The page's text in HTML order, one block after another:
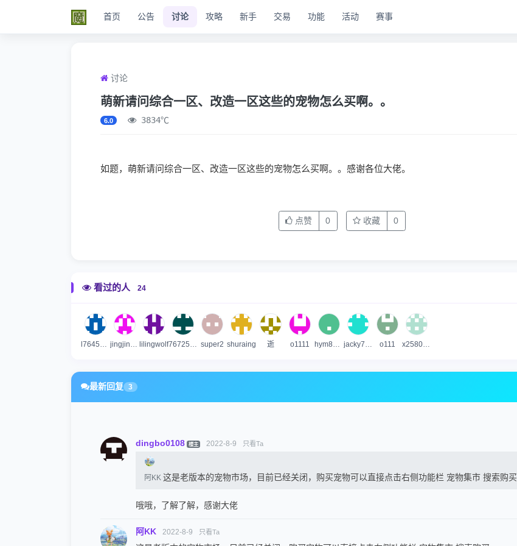
首页 公告 讨论 攻略 新手 交易 功能 活动 赛事
讨论
萌新请问综合一区、改造一区这些的宠物怎么买啊。。
6.0 3834℃
如题，萌新请问综合一区、改造一区这些的宠物怎么买啊。。感谢各位大佬。
点赞 0 收藏 0
看过的人 24
lilingwolf super2 shuraing 逝 o1111 o111
最新回复 3
dingbo0108 楼主 2022-8-9 只看Ta
阿KK 这是老版本的宠物市场，目前已经关闭，购买宠物可以直接点击右侧功能栏 宠物集市 搜索购买
哦哦，了解了解，感谢大佬
阿KK 2022-8-9 只看Ta